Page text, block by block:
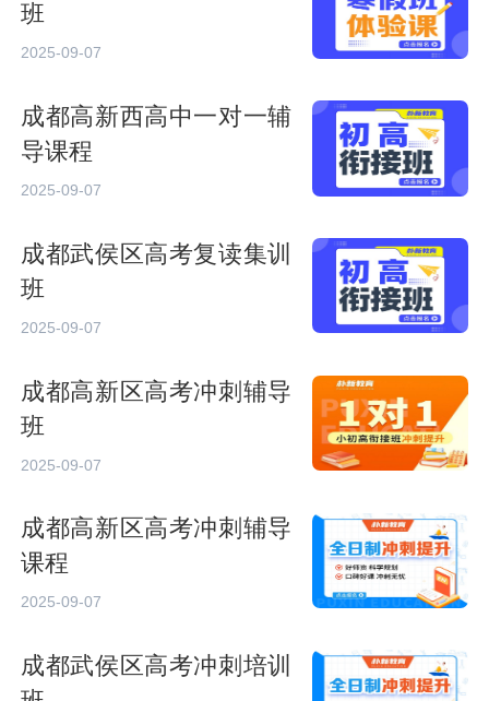
班
2025-09-07
成都高新西高中一对一辅
导课程
2025-09-07
成都武侯区高考复读集训
班
2025-09-07
成都高新区高考冲刺辅导
班
2025-09-07
成都高新区高考冲刺辅导
课程
2025-09-07
成都武侯区高考冲刺培训